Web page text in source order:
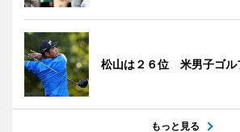
松山は２６位 米男子ゴル
もっと見る